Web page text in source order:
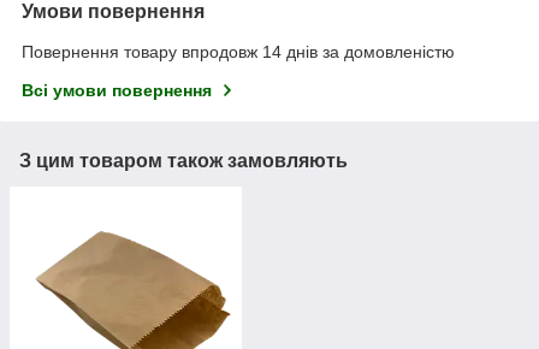
Умови повернення
Повернення товару впродовж 14 днів за домовленістю
Всі умови повернення
З цим товаром також замовляють